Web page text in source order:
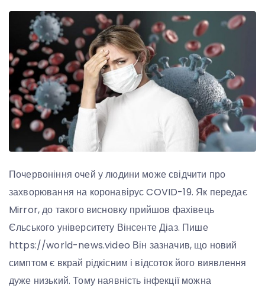
Почервоніння очей у людини може свідчити про
захворювання на коронавірус COVID-19. Як передає
Mirror, до такого висновку прийшов фахівець
Єльського університету Вінсенте Діаз. Пише
https://world-news.video Він зазначив, що новий
симптом є вкрай рідкісним і відсоток його виявлення
дуже низький. Тому наявність інфекції можна